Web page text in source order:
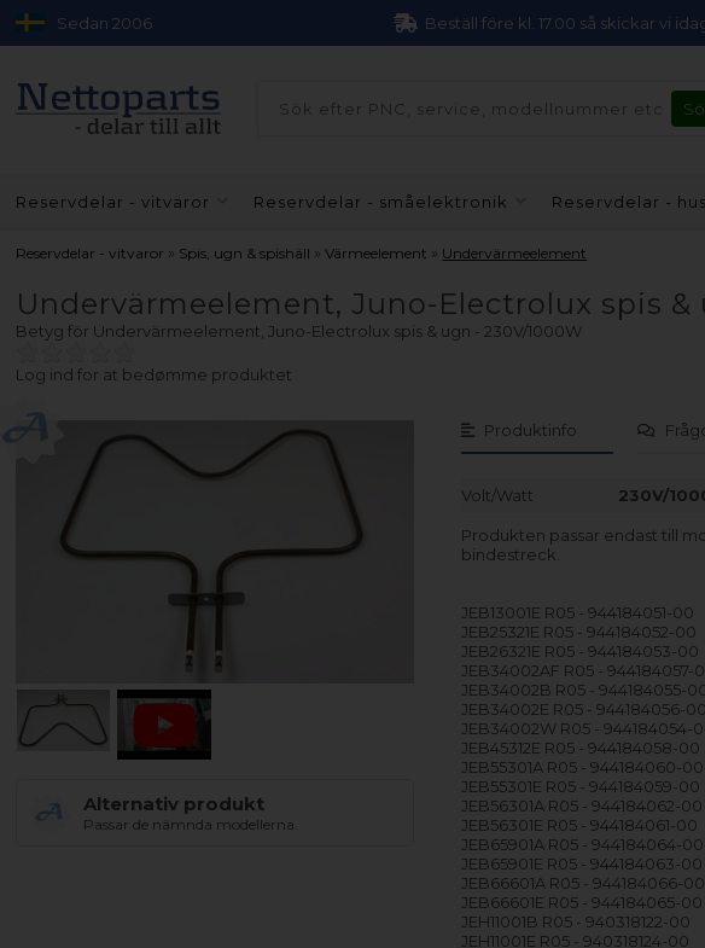
Sedan 2006 Beställ före kl. 17.00 så skickar vi
Reservdelar - vitvaror Reservdelar - småelektronik Reservdelar -
Reservdelar - vitvaror » Spis, ugn & spishäll »Värmeelement » Undervärmeelement
Undervärmeelement, Juno-Electrolux spis &
Betyg för Undervärmeelement, Juno-Electrolux spis & ugn - 230V/1000W
Log ind for at bedømme produktet
Alternativ produkt
Passar de nämnda modellerna.
Produktinfo
Volt/Watt 230V/
Produkten passar endast till
bindestreck.
JEB13001E R05 - 944184051-00
JEB25321E R05 - 944184052-00
JEB26321E R05 - 944184053-00
JEB34002AF R05 - 944184057-
JEB34002B R05 - 944184055-
JEB34002E R05 - 944184056-00
JEB34002W R05 - 944184054-
JEB45312E R05 - 944184058-00
JEB55301A R05 - 944184060-00
JEB55301E R05 - 944184059-00
JEB56301A R05 - 944184062-00
JEB56301E R05 - 944184061-00
JEB65901A R05 - 944184064-00
JEB65901E R05 - 944184063-00
JEB66601A R05 - 944184066-00
JEB66601E R05 - 944184065-00
JEH11001B R05 - 940318122-00
JEH11001E R05 - 940318124-00